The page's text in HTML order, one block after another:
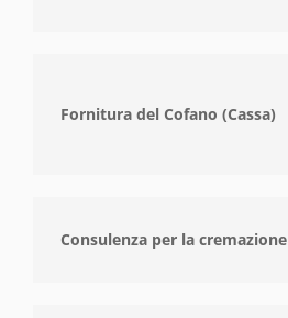
Fornitura del Cofano (Cassa)
Consulenza per la cremazione